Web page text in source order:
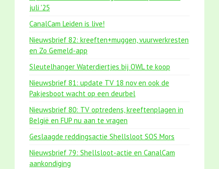
juli '25
CanalCam Leiden is live!
Nieuwsbrief 82: kreeften+muggen, vuurwerkresten
en Zo Gemeld-app
Sleutelhanger Waterdiertjes bij OWL te koop
Nieuwsbrief 81: update TV 18 nov en ook de
Pakjesboot wacht op een deurbel
Nieuwsbrief 80: TV optredens, kreeftenplagen in
België en FUP nu aan te vragen
Geslaagde reddingsactie Shellsloot SOS Mors
Nieuwsbrief 79: Shellsloot-actie en CanalCam
aankondiging